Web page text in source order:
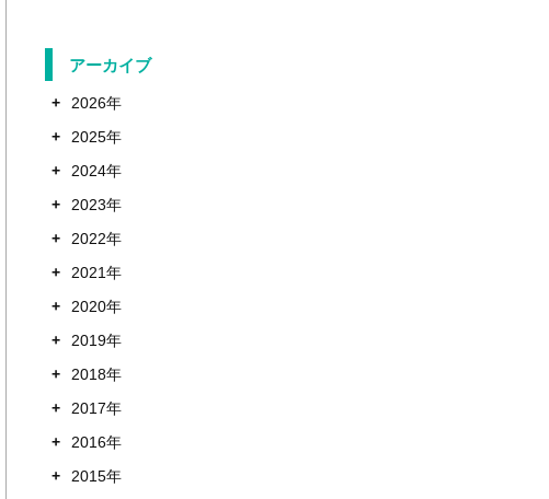
アーカイブ
+
2026年
+
2025年
+
2024年
+
2023年
+
2022年
+
2021年
+
2020年
+
2019年
+
2018年
+
2017年
+
2016年
+
2015年